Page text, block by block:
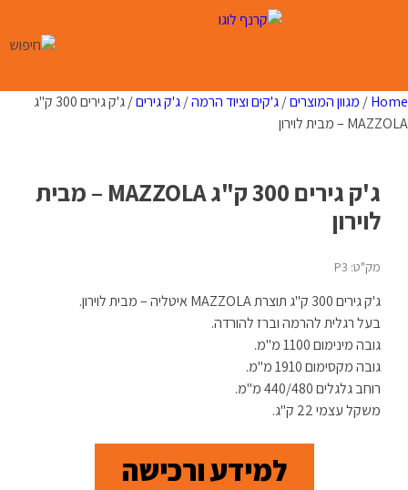
Home
/ מגוון המוצרים/ג'קים וציוד הרמה/ג'ק גירים
/ ג'ק גירים 300 ק"ג
MAZZOLA – מבית לוירון
ג'ק גירים 300 ק"ג MAZZOLA – מבית
לוירון
מק"ט: P3
ג'ק גירים 300 ק"ג תוצרת MAZZOLA איטליה – מבית לוירון.
בעל רגלית להרמה וברז להורדה.
גובה מינימום 1100 מ"מ.
גובה מקסימום 1910 מ"מ.
רוחב גלגלים 440/480 מ"מ.
משקל עצמי 22 ק"ג.
למידע ורכישה